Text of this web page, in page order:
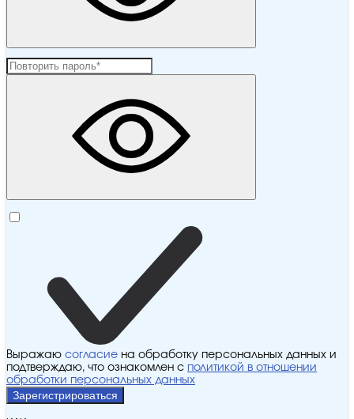
Выражаю согласие на обработку персональных данных и
подтверждаю, что ознакомлен с политикой в отношении
обработки персональных данных
Зарегистрироваться